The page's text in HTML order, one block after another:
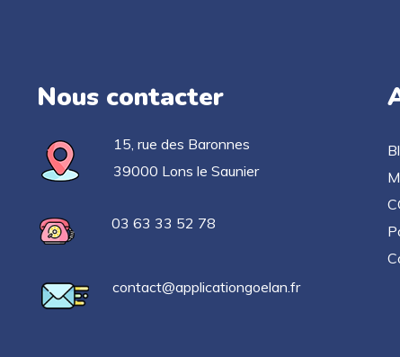
Nous contacter
15, rue des Baronnes
39000 Lons le Saunier
03 63 33 52 78
contact@applicationgoelan.fr